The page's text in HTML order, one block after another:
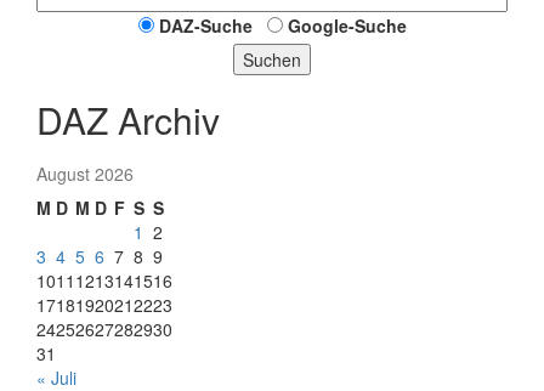
DAZ-Suche
Google-Suche
Suchen
DAZ Archiv
August 2026
M D M D F S S
1 2
3 4 5 6 7 8 9
1011 1213141516
17181920212223
24252627282930
31
« Juli